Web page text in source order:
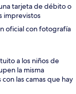
tarjeta de débito o
imprevistos
oficial con fotografía
a los niños de
la misma
las camas que hay